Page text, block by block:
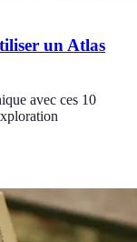
un Atlas
avec ces 10